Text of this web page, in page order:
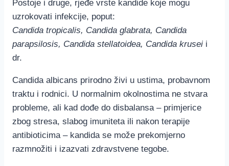
Postoje i druge, rjeđe vrste kandide koje mogu
uzrokovati infekcije, poput:
Candida tropicalis, Candida glabrata, Candida
parapsilosis, Candida stellatoidea, Candida krusei i
dr.
Candida albicans prirodno živi u ustima, probavnom
traktu i rodnici. U normalnim okolnostima ne stvara
probleme, ali kad dođe do disbalansa – primjerice
zbog stresa, slabog imuniteta ili nakon terapije
antibioticima – kandida se može prekomjerno
razmnožiti i izazvati zdravstvene tegobe.